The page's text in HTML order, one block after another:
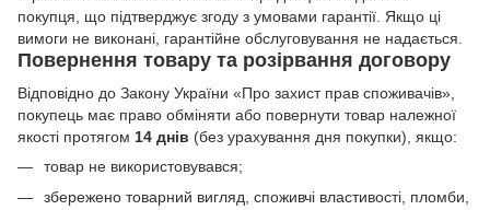
покупця, що підтверджує згоду з умовами гарантії. Якщо ці
вимоги не виконані, гарантійне обслуговування не надається.
Повернення товару та розірвання договору
Відповідно до Закону України «Про захист прав споживачів»,
покупець має право обміняти або повернути товар належної
якості протягом 14 днів (без урахування дня покупки), якщо:
товар не використовувався;
збережено товарний вигляд, споживчі властивості, пломби,